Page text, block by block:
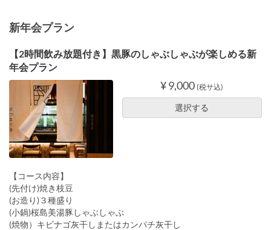
新年会プラン
【2時間飲み放題付き】黒豚のしゃぶしゃぶが楽しめる新
年会プラン
¥ 9,000 (税サ込)
選択する
【コース内容】
(先付け)焼き枝豆
(お造り)３種盛り
(小鍋)桜島美湯豚しゃぶしゃぶ
(焼物）キビナゴ灰干しまたはカンパチ灰干し